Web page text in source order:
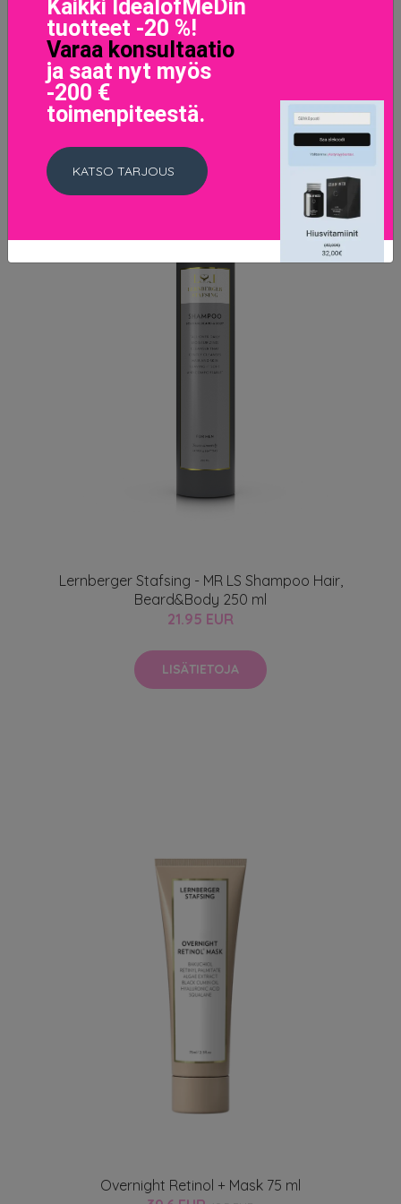
18.4 EUR23 EUR
LISÄTIETOJA
Lernberger Stafsing - MR LS Shampoo Hair,
Beard&Body 250 ml
21.95 EUR
LISÄTIETOJA
Overnight Retinol + Mask 75 ml
Kaikki IdealofMeDin
tuotteet -20 %!
Varaa konsultaatio
ja saat nyt myös
-200 €
toimenpiteestä.
KATSO TARJOUS